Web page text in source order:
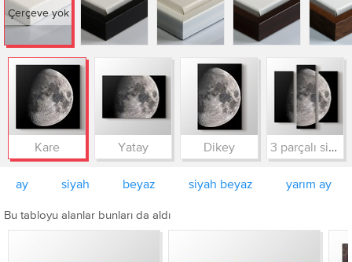
Çerçeve yok
Kare Yatay Dikey
ay siyah beyaz siyah beyaz yarım ay
Bu tabloyu alanlar bunları da aldı